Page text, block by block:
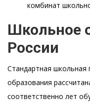
комбинат
Школьное
России
Стандартная школьная
образования
соответственно лет